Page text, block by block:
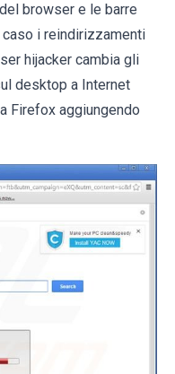
browser e le barre
i reindirizzamenti
hijacker cambia gli
desktop a Internet
Firefox aggiungendo